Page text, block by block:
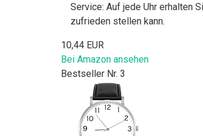
Service: Auf jede Uhr erhalten
zufrieden stellen kann.
10,44 EUR
Bei Amazon ansehen
Bestseller Nr. 3